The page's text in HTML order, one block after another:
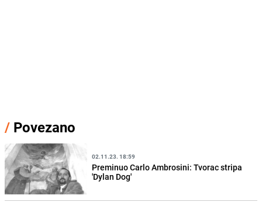
/ Povezano
02.11.23. 18:59
Preminuo Carlo Ambrosini: Tvorac stripa
'Dylan Dog'